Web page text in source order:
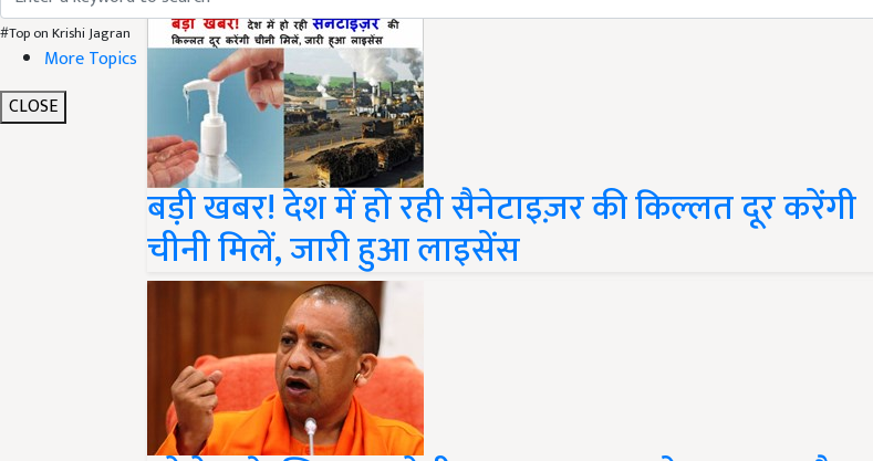
#Top on Krishi Jagran
More Topics
CLOSE
बड़ी खबर! देश में हो रही सैनेटाइज़र की किल्लत दूर करेंगी
चीनी मिलें, जारी हुआ लाइसेंस